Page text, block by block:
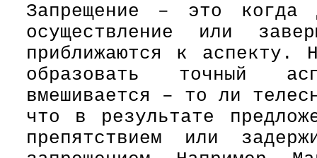
Запрещение – это когда
осуществление или
приближаются к аспекту.
образовать точный
вмешивается – то ли
что в результате
препятствием или